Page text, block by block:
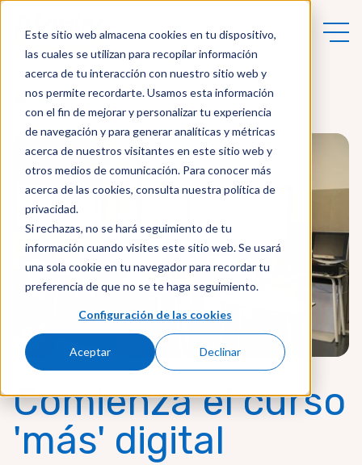
Este sitio web almacena cookies en tu dispositivo,
las cuales se utilizan para recopilar información
acerca de tu interacción con nuestro sitio web y
nos permite recordarte. Usamos esta información
con el fin de mejorar y personalizar tu experiencia
de navegación y para generar analíticas y métricas
acerca de nuestros visitantes en este sitio web y
otros medios de comunicación. Para conocer más
acerca de las cookies, consulta nuestra política de
privacidad.
Si rechazas, no se hará seguimiento de tu
información cuando visites este sitio web. Se usará
una sola cookie en tu navegador para recordar tu
preferencia de que no se te haga seguimiento.
Configuración de las cookies
Aceptar Declinar
Actualidad
Comienza el curso
'más' digital